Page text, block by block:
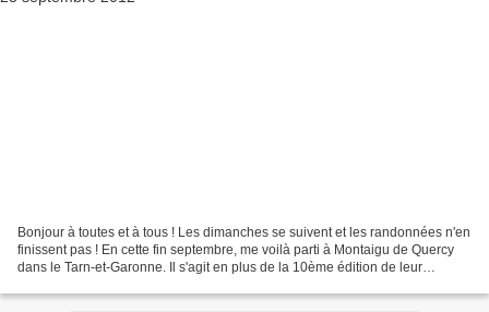
Bonjour à toutes et à tous ! Les dimanches se suivent et les randonnées n'en
finissent pas ! En cette fin septembre, me voilà parti à Montaigu de Quercy
dans le Tarn-et-Garonne. Il s'agit en plus de la 10ème édition de leur